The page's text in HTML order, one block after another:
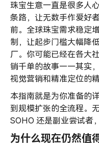
（新
好）
珠宝生意一直是很多人
条路，让无数手作爱好
前。全球珠宝需求稳定
制，让起步门槛大幅降
厂。你可能已经在各大
销千单的故事——其实，
视觉营销和精准定位的精
本指南就是为你准备的
到规模扩张的全流程。
SOHO 还是副业尝试者
为什么现在仍然值